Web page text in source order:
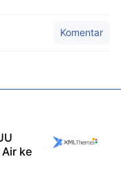
Komentar
ke